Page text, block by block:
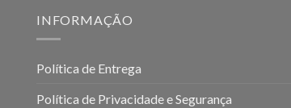
INFORMAÇÃO
Política de Entrega
Política de Privacidade e Segurança